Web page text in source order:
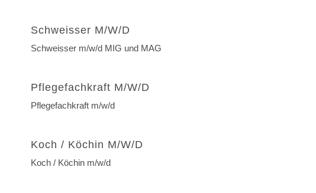
Schweisser M/w/d
Schweisser m/w/d MIG und MAG
Pflegefachkraft M/w/d
Pflegefachkraft m/w/d
Koch / Köchin M/w/d
Koch / Köchin m/w/d